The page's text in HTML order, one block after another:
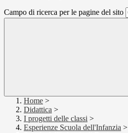
Campo di ricerca per le pagine del sito
Home >
Didattica >
I progetti delle classi >
Esperienze Scuola dell'Infanzia >